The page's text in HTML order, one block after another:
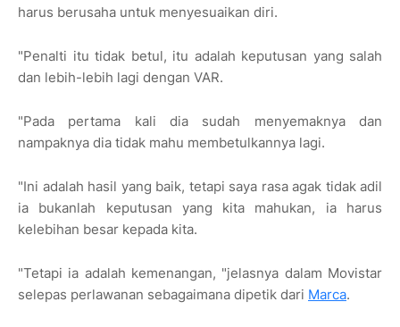
harus berusaha untuk menyesuaikan diri.
"Penalti itu tidak betul, itu adalah keputusan yang salah
dan lebih-lebih lagi dengan VAR.
"Pada pertama kali dia sudah menyemaknya dan
nampaknya dia tidak mahu membetulkannya lagi.
"Ini adalah hasil yang baik, tetapi saya rasa agak tidak adil
ia bukanlah keputusan yang kita mahukan, ia harus
kelebihan besar kepada kita.
"Tetapi ia adalah kemenangan, "jelasnya dalam Movistar
selepas perlawanan sebagaimana dipetik dari Marca.